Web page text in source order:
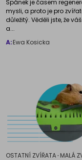
Spánek je časem
mysli, a proto je pro
důležitý. Věděli jste, že
a...
A:Ewa Kosicka
OSTATNÍ ZVÍŘATA MALÁ